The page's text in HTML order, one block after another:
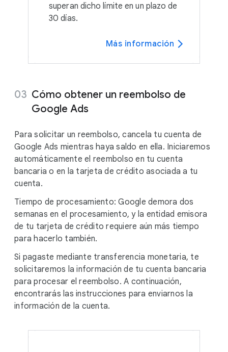
superan dicho límite en un plazo de
30 días.
Más información
Cómo obtener un reembolso de
Google Ads
Para solicitar un reembolso, cancela tu cuenta de
Google Ads mientras haya saldo en ella. Iniciaremos
automáticamente el reembolso en tu cuenta
bancaria o en la tarjeta de crédito asociada a tu
cuenta.
Tiempo de procesamiento: Google demora dos
semanas en el procesamiento, y la entidad emisora
de tu tarjeta de crédito requiere aún más tiempo
para hacerlo también.
Si pagaste mediante transferencia monetaria, te
solicitaremos la información de tu cuenta bancaria
para procesar el reembolso. A continuación,
encontrarás las instrucciones para enviarnos la
información de la cuenta.